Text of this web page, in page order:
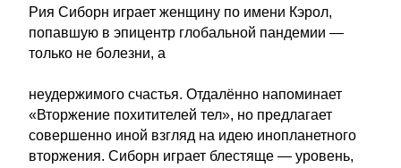
Рия Сиборн играет женщину по имени Кэрол,
попавшую в эпицентр глобальной пандемии —
только не болезни, а
неудержимого счастья. Отдалённо напоминает
«Вторжение похитителей тел», но предлагает
совершенно иной взгляд на идею инопланетного
вторжения. Сиборн играет блестяще — уровень,